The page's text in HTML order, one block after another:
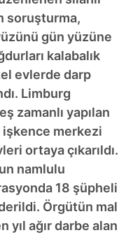
soruşturma,
gün yüzüne
kalabalık
evlerde darp
Limburg
zamanlı yapılan
işkence merkezi
ortaya çıkarıldı.
namlulu
18 şüpheli
Örgütün mal
yıl ağır darbe alan